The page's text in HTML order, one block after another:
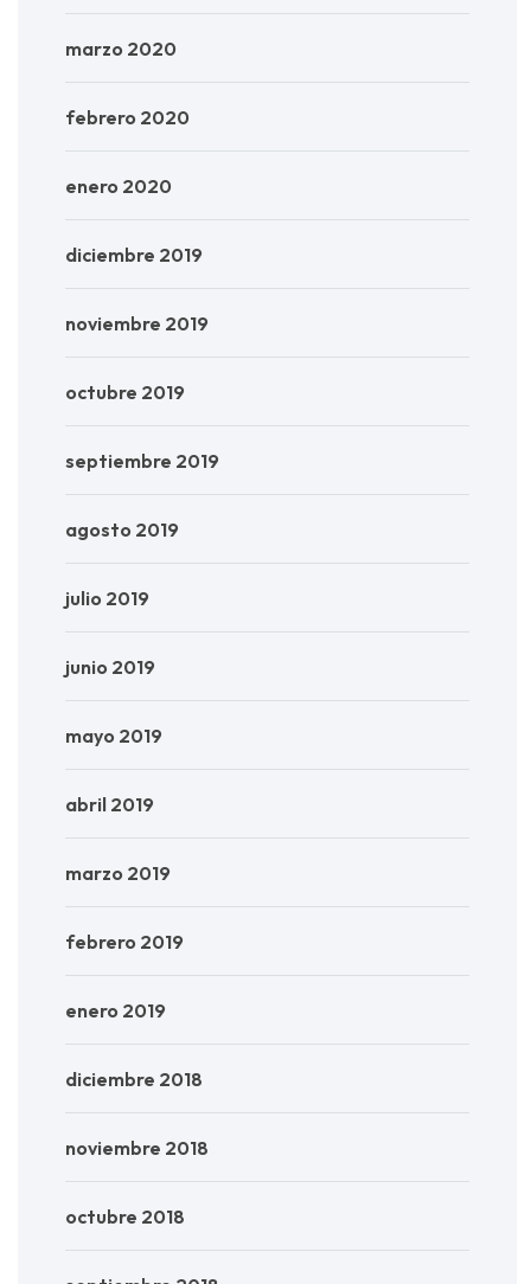
marzo 2020
febrero 2020
enero 2020
diciembre 2019
noviembre 2019
octubre 2019
septiembre 2019
agosto 2019
julio 2019
junio 2019
mayo 2019
abril 2019
marzo 2019
febrero 2019
enero 2019
diciembre 2018
noviembre 2018
octubre 2018